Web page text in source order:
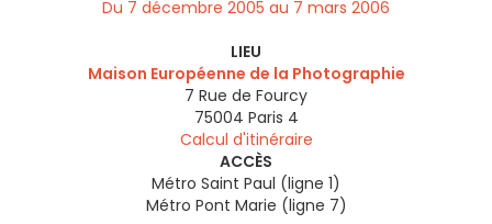
Du 7 décembre 2005 au 7 mars 2006
LIEU
Maison Européenne de la Photographie
7 Rue de Fourcy
75004 Paris 4
Calcul d'itinéraire
ACCÈS
Métro Saint Paul (ligne 1)
Métro Pont Marie (ligne 7)